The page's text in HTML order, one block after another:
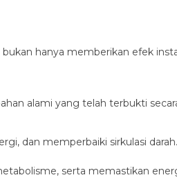
hanya memberikan efek
alami yang telah terbukti
dan memperbaiki sirkulasi
serta memastikan